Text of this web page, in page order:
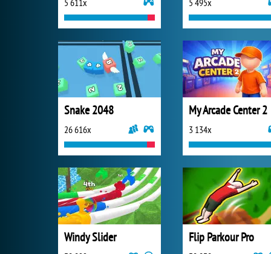
5 611x 5 495x
Snake 2048
26 616x
My Arcade Center 2
3 134x
Windy Slider Flip Parkour Pro